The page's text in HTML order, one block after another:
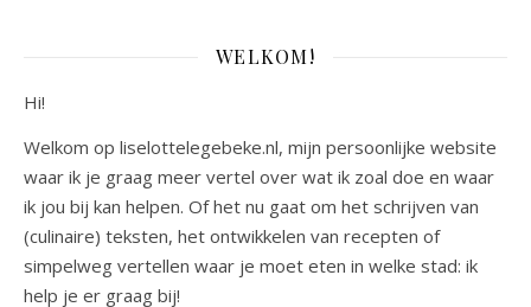
WELKOM!
Hi!
Welkom op liselottelegebeke.nl, mijn persoonlijke website
waar ik je graag meer vertel over wat ik zoal doe en waar
ik jou bij kan helpen. Of het nu gaat om het schrijven van
(culinaire) teksten, het ontwikkelen van recepten of
simpelweg vertellen waar je moet eten in welke stad: ik
help je er graag bij!